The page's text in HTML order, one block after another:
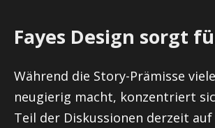
Fayes Design sorgt
Während die Story-Prämisse
neugierig macht, konzentriert
Teil der Diskussionen derzeit auf